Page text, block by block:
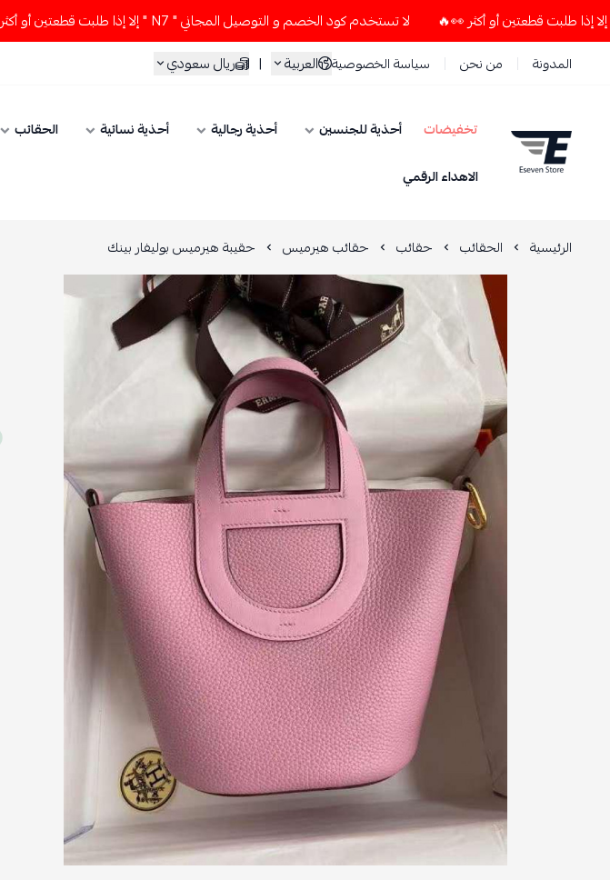
لا تستخدم كود الخصم و التوصيل المجاني " N7 " إلا إذا طلبت قطعتين أو أكثر 👀🔥
المدونة من نحن سياسة الخصوصية العربية | ريال سعودي
ESEVEN STORE
تخفيضات أحذية للجنسين أحذية رجالية أحذية نسائية الحقائب
الاهداء الرقمي
الرئيسية الحقائب حقائب حقائب هيرميس حقيبة هيرميس بوليفار بينك